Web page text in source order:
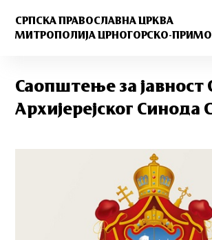
СРПСКА ПРАВОСЛАВНА ЦРКВА
МИТРОПОЛИЈА ЦРНОГОРСКО-
Саопштење за јавност
Архијерејског Синода